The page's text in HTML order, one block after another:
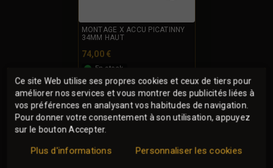
MONTAGE X ACCU PICATINNY
34MM HAUT
74,00 €
En stock
DÉTAIL
Ce site Web utilise ses propres cookies et ceux de tiers pour
améliorer nos services et vous montrer des publicités liées à
vos préférences en analysant vos habitudes de navigation.
Pour donner votre consentement à son utilisation, appuyez
sur le bouton Accepter.
Plus d'informations Personnaliser les cookies